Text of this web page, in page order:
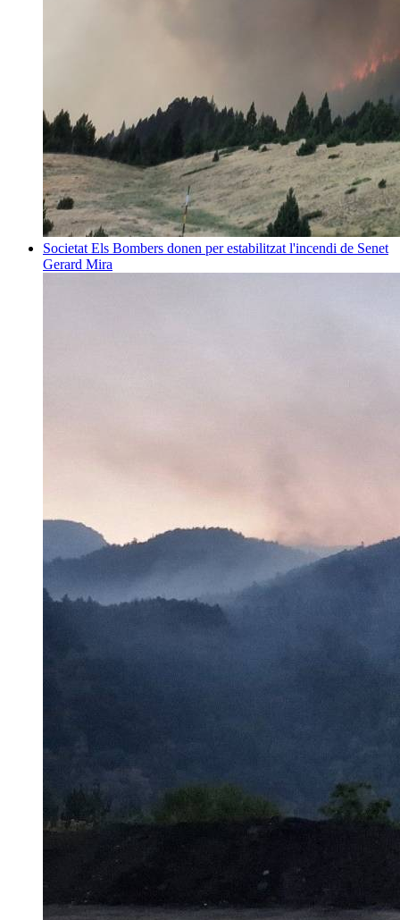
Societat Els Bombers donen per estabilitzat l'incendi de Senet
Gerard Mira